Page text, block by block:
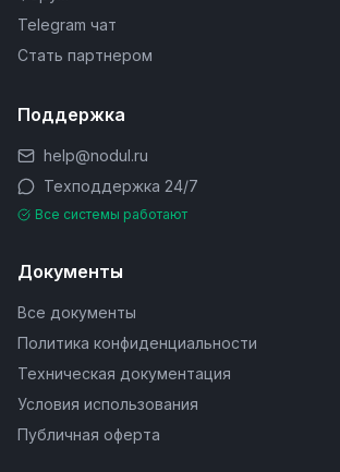
Telegram чат
Стать партнером
Поддержка
help@nodul.ru
Техподдержка 24/7
Все системы работают
Документы
Все документы
Политика конфиденциальности
Техническая документация
Условия использования
Публичная оферта